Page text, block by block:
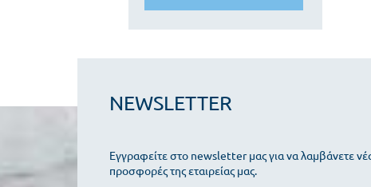
NEWSLETTER
Εγγραφείτε στο newsletter μας για να λαμβάνετε
προσφορές της εταιρείας μας.